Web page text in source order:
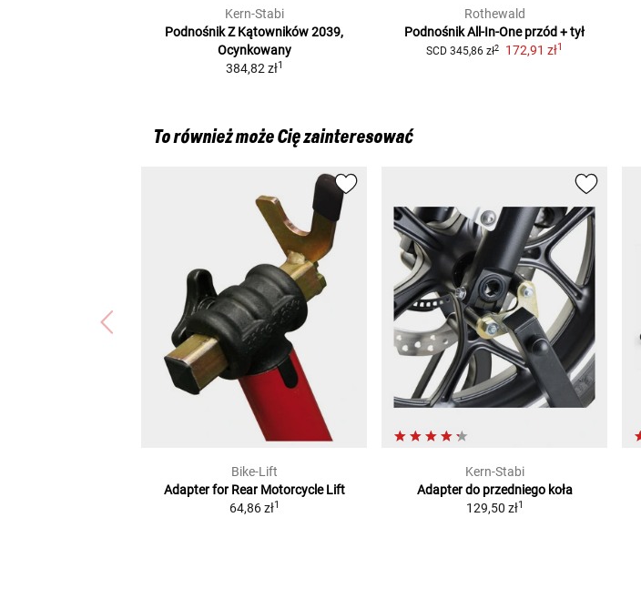
Kern-Stabi
Podnośnik Z Kątowników 2039,
Ocynkowany
384,82 zł1
Rothewald
Podnośnik All-In-One przód + tył
SCD 345,86 zł2 172,91 zł1
To również może Cię zainteresować
Bike-Lift
Adapter for Rear Motorcycle Lift
64,86 zł1
Kern-Stabi
Adapter do przedniego koła
129,50 zł1